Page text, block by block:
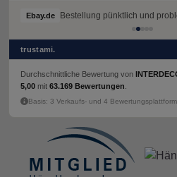
Ebay.de Bestellung pünktlich und
Ebay.de Bestellung pünktlich und
trustami.
Durchschnittliche Bewertung von
5,00 mit 63.169 Bewertungen
Basis: 3 Verkaufs- und 4